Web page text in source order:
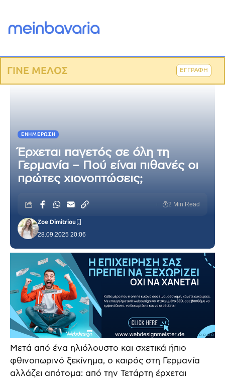
ΓΙΝΕ ΜΕΛΟΣ ΕΓΓΡΑΦΗ
ΕΝΗΜΈΡΩΣΗ
Έρχεται παγετός σε όλη τη
Γερμανία – Πού είναι πιθανές οι
πρώτες χιονοπτώσεις;
28.09.2025 20:06
Zoe Dimitriou
2 Min Read
Μετά από ένα ηλιόλουστο και σχετικά ήπιο
φθινοπωρινό ξεκίνημα, ο καιρός στη Γερμανία
αλλάζει απότομα: από την Τετάρτη έρχεται